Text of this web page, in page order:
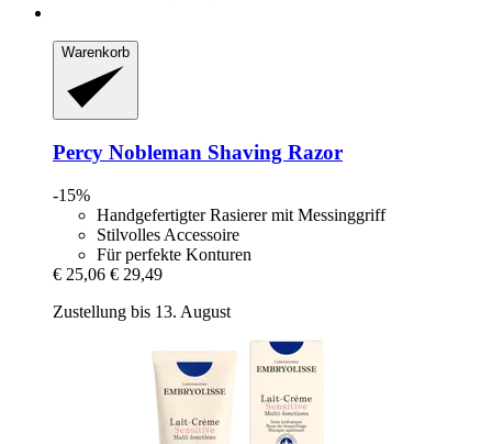
Warenkorb
Percy Nobleman Shaving Razor
-15%
Handgefertigter Rasierer mit Messinggriff
Stilvolles Accessoire
Für perfekte Konturen
€ 25,06 € 29,49
Zustellung bis 13. August